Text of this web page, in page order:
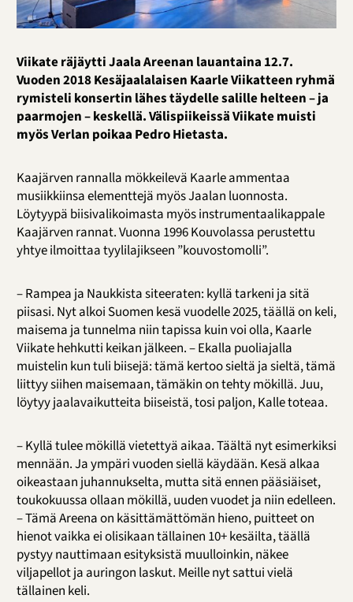
Viikate räjäytti Jaala Areenan lauantaina 12.7.
Vuoden 2018 Kesäjaalalaisen Kaarle Viikatteen ryhmä
rymisteli konsertin lähes täydelle salille helteen – ja
paarmojen – keskellä. Välispiikeissä Viikate muisti
myös Verlan poikaa Pedro Hietasta.
Kaajärven rannalla mökkeilevä Kaarle ammentaa
musiikkiinsa elementtejä myös Jaalan luonnosta.
Löytyypä biisivalikoimasta myös instrumentaalikappale
Kaajärven rannat. Vuonna 1996 Kouvolassa perustettu
yhtye ilmoittaa tyylilajikseen ”kouvostomolli”.
– Rampea ja Naukkista siteeraten: kyllä tarkeni ja sitä
piisasi. Nyt alkoi Suomen kesä vuodelle 2025, täällä on keli,
maisema ja tunnelma niin tapissa kuin voi olla, Kaarle
Viikate hehkutti keikan jälkeen. – Ekalla puoliajalla
muistelin kun tuli biisejä: tämä kertoo sieltä ja sieltä, tämä
liittyy siihen maisemaan, tämäkin on tehty mökillä. Juu,
löytyy jaalavaikutteita biiseistä, tosi paljon, Kalle toteaa.
– Kyllä tulee mökillä vietettyä aikaa. Täältä nyt esimerkiksi
mennään. Ja ympäri vuoden siellä käydään. Kesä alkaa
oikeastaan juhannukselta, mutta sitä ennen pääsiäiset,
toukokuussa ollaan mökillä, uuden vuodet ja niin edelleen.
– Tämä Areena on käsittämättömän hieno, puitteet on
hienot vaikka ei olisikaan tällainen 10+ kesäilta, täällä
pystyy nauttimaan esityksistä muulloinkin, näkee
viljapellot ja auringon laskut. Meille nyt sattui vielä
tällainen keli.